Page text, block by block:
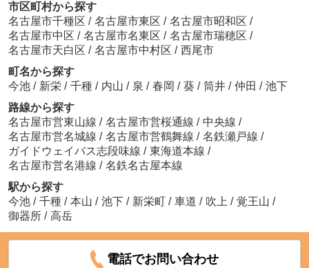
市区町村から探す
名古屋市千種区 / 名古屋市東区 / 名古屋市昭和区 /
名古屋市中区 / 名古屋市名東区 / 名古屋市瑞穂区 /
名古屋市天白区 / 名古屋市中村区 / 西尾市
町名から探す
今池 / 新栄 / 千種 / 内山 / 泉 / 春岡 / 葵 / 筒井 / 仲田 / 池下
路線から探す
名古屋市営東山線 / 名古屋市営桜通線 / 中央線 /
名古屋市営名城線 / 名古屋市営鶴舞線 / 名鉄瀬戸線 /
ガイドウェイバス志段味線 / 東海道本線 /
名古屋市営名港線 / 名鉄名古屋本線
駅から探す
今池 / 千種 / 本山 / 池下 / 新栄町 / 車道 / 吹上 / 覚王山 /
御器所 / 高岳
電話でお問い合わせ